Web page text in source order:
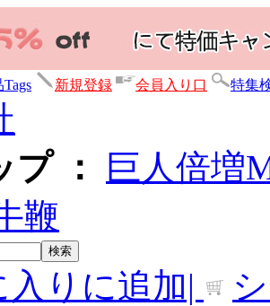
新規登録 会員入り口 特集
：
巨人倍増
鞭
入りに追加|